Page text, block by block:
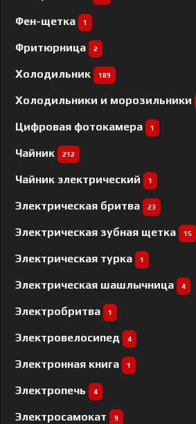
Фен-щетка 1
Фритюрница 2
Холодильник 189
Холодильники и морозильники
Цифровая фотокамера 1
Чайник 212
Чайник электрический 1
Электрическая бритва 23
Электрическая зубная щетка 15
Электрическая турка 1
Электрическая шашлычница 4
Электробритва 1
Электровелосипед 4
Электронная книга 1
Электропечь 4
Электросамокат 9